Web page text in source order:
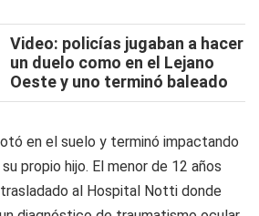
Video: policías jugaban a hacer
un duelo como en el Lejano
Oeste y uno terminó baleado
en el suelo y terminó impactando
propio hijo. El menor de 12 años
al Hospital Notti donde